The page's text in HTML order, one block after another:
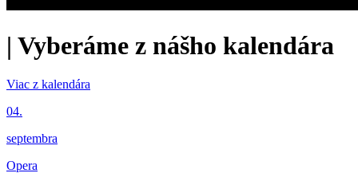
| Vyberáme z nášho kalendára
Viac z kalendára
04.
septembra
Opera